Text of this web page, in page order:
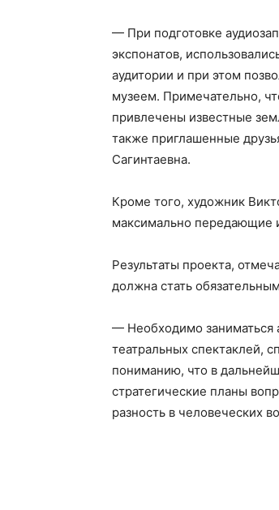
— При подготовке
экспонатов,
аудитории и при этом
музеем. Примечательно,
привлечены известные
также приглашенные
Сагинтаевна.
Кроме того, художник
максимально передающие
Результаты проекта,
должна стать
— Необходимо заниматься
театральных спектаклей,
пониманию, что в
стратегические планы
разность в человеческих